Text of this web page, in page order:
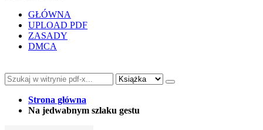
GŁÓWNA
UPLOAD PDF
ZASADY
DMCA
Strona główna
Na jedwabnym szlaku gestu